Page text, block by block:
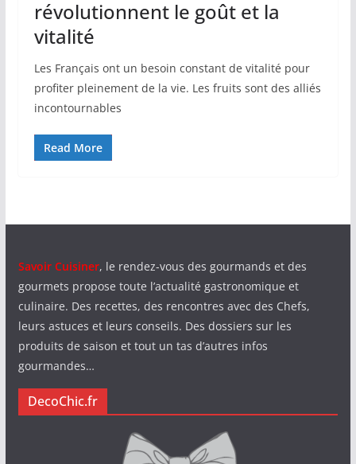
révolutionnent le goût et la
vitalité
Les Français ont un besoin constant de vitalité pour
profiter pleinement de la vie. Les fruits sont des alliés
incontournables
Read More
Savoir Cuisiner, le rendez-vous des gourmands et des
gourmets propose toute l’actualité gastronomique et
culinaire. Des recettes, des rencontres avec des Chefs,
leurs astuces et leurs conseils. Des dossiers sur les
produits de saison et tout un tas d’autres infos
gourmandes…
DecoChic.fr